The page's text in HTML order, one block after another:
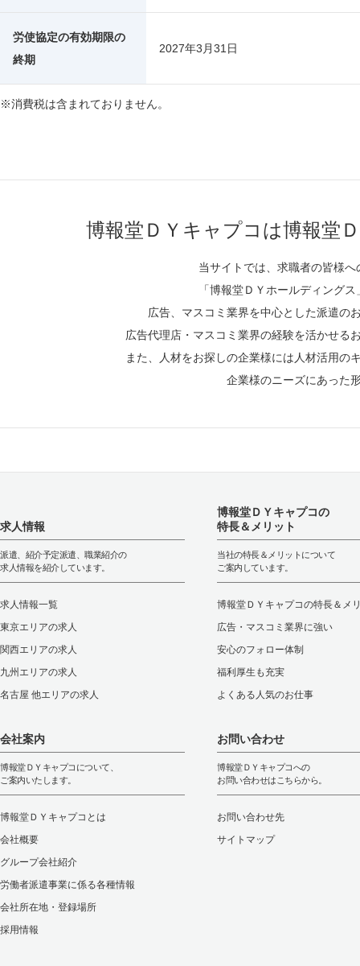
労使協定の有効期限の
終期
2027年3月31日
※消費税は含まれておりません。
博報堂ＤＹキャプコは博報堂
当サイトでは、求職者の皆様
「博報堂ＤＹホールディング
広告、マスコミ業界を中心とした派遣の
広告代理店・マスコミ業界の経験を活かせる
また、人材をお探しの企業様には人材活用の
企業様のニーズにあった
求人情報
派遣、紹介予定派遣、職業紹介の
求人情報を紹介しています。
求人情報一覧
東京エリアの求人
関西エリアの求人
九州エリアの求人
名古屋 他エリアの求人
会社案内
博報堂ＤＹキャプコについて、
ご案内いたします。
博報堂ＤＹキャプコとは
会社概要
グループ会社紹介
労働者派遣事業に係る各種情報
会社所在地・登録場所
採用情報
博報堂ＤＹキャプコの
特長＆メリット
当社の特長＆メリットについて
ご案内しています。
博報堂ＤＹキャプコの特長＆メ
広告・マスコミ業界に強い
安心のフォロー体制
福利厚生も充実
よくある人気のお仕事
お問い合わせ
博報堂ＤＹキャプコへの
お問い合わせはこちらから。
お問い合わせ先
サイトマップ